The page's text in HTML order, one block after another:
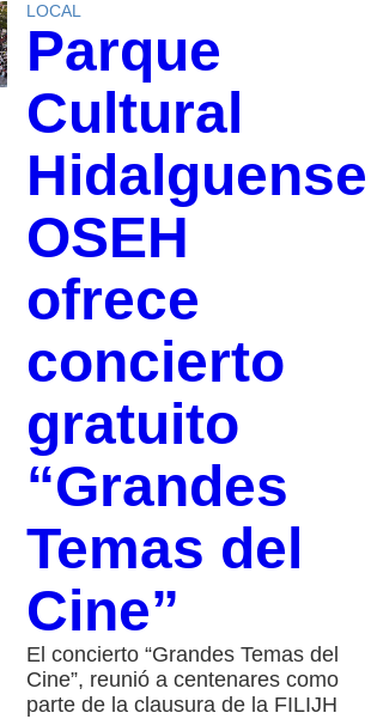
LOCAL
Parque
Cultural
OSEH
ofrece
concierto
gratuito
“Grandes
Temas del
Cine”
El concierto “Grandes Temas del
Cine”, reunió a centenares como
parte de la clausura de la FILIJH